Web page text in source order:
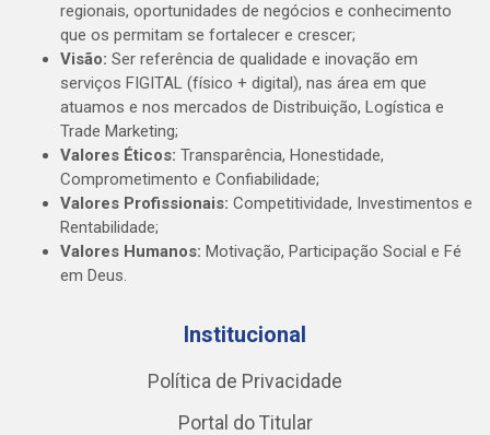
regionais, oportunidades de negócios e conhecimento
que os permitam se fortalecer e crescer;
Visão: Ser referência de qualidade e inovação em
serviços FIGITAL (físico + digital), nas área em que
atuamos e nos mercados de Distribuição, Logística e
Trade Marketing;
Valores Éticos: Transparência, Honestidade,
Comprometimento e Confiabilidade;
Valores Profissionais: Competitividade, Investimentos e
Rentabilidade;
Valores Humanos: Motivação, Participação Social e Fé
em Deus.
Institucional
Política de Privacidade
Portal do Titular